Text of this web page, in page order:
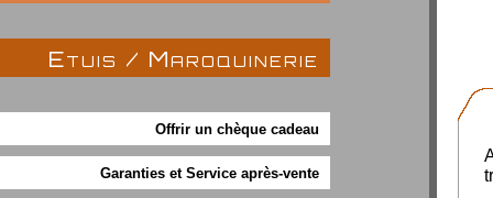
Etuis / Maroquinerie
Offrir un chèque cadeau
Garanties et Service après-vente